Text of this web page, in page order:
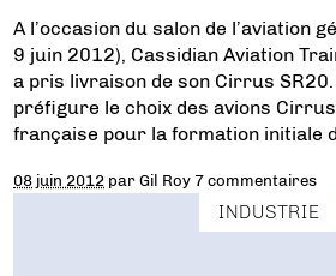
A l’occasion du salon de l’aviation
9 juin 2012), Cassidian Aviation
a pris livraison de son Cirrus
préfigure le choix des avions
française pour la formation initiale
08 juin 2012 parGil Roy 7 commentaires
INDUSTRIE